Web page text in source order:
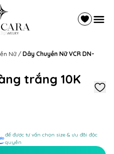
Nữ / Dây Chuyền Nữ VCR DN-
trắng 10K
để được tư vấn chọn size & ưu đãi độc
quyền